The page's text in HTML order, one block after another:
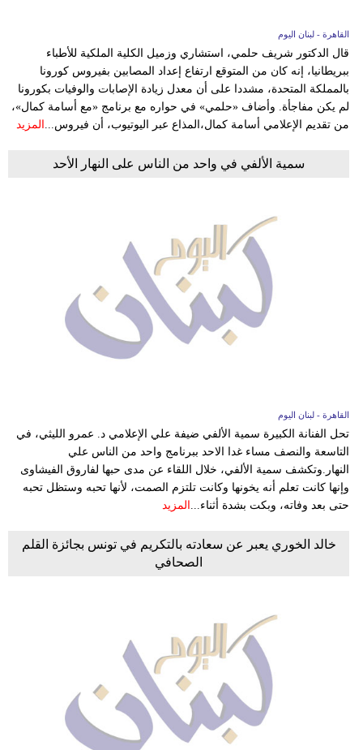
القاهرة - لبنان اليوم
قال الدكتور شريف حلمي، استشاري وزميل الكلية الملكية للأطباء
ببريطانيا، إنه كان من المتوقع ارتفاع إعداد المصابين بفيروس كورونا
بالمملكة المتحدة، مشددا على أن معدل زيادة الإصابات والوفيات بكورونا
لم يكن مفاجأة. وأضاف «حلمي» في حواره مع برنامج «مع أسامة كمال»،
من تقديم الإعلامي أسامة كمال،المذاع عبر اليوتيوب، أن فيروس... المزيد
سمية الألفي في واحد من الناس على النهار الأحد
القاهرة - لبنان اليوم
تحل الفنانة الكبيرة سمية الألفي ضيفة علي الإعلامي د. عمرو الليثي، في
التاسعة والنصف مساء غدا الاحد ببرنامج واحد من الناس علي
النهار.وتكشف سمية الألفي، خلال اللقاء عن مدى حبها لفاروق الفيشاوى
وإنها كانت تعلم أنه يخونها وكانت تلتزم الصمت، لأنها تحبه وستظل تحبه
حتى بعد وفاته، وبكت بشدة أثناء... المزيد
خالد الخوري يعبر عن سعادته بالتكريم في تونس بجائزة القلم
الصحافي